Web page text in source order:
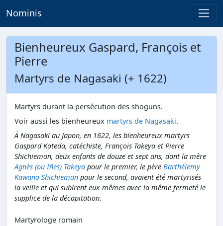
Nominis
Bienheureux Gaspard, François et
Pierre
Martyrs de Nagasaki (+ 1622)
Martyrs durant la persécution des shoguns.
Voir aussi les bienheureux martyrs de Nagasaki.
À Nagasaki au Japon, en 1622, les bienheureux martyrs
Gaspard Koteda, catéchiste, François Takeya et Pierre
Shichiemon, deux enfants de douze et sept ans, dont la mère
Agnès (ou Iñes) Takeya pour le premier, le père Barthélemy
Kawano Shichiemon pour le second, avaient été martyrisés
la veille et qui subirent eux-mêmes avec la même fermeté le
supplice de la décapitation.
Martyrologe romain